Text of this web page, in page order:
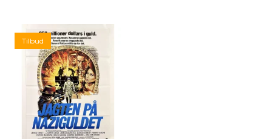
Tilbud